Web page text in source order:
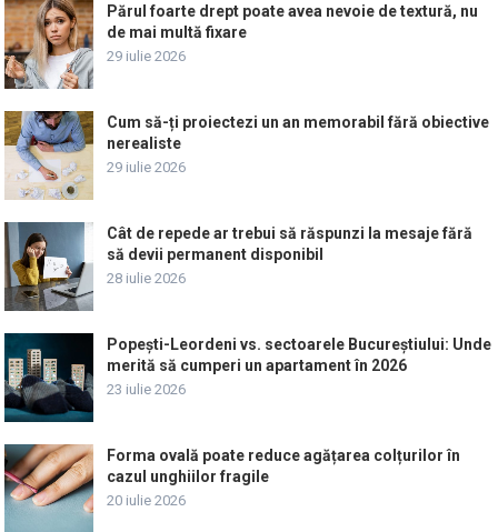
Părul foarte drept poate avea nevoie de textură, nu
de mai multă fixare
29 iulie 2026
Cum să-ți proiectezi un an memorabil fără obiective
nerealiste
29 iulie 2026
Cât de repede ar trebui să răspunzi la mesaje fără
să devii permanent disponibil
28 iulie 2026
Popești-Leordeni vs. sectoarele Bucureștiului: Unde
merită să cumperi un apartament în 2026
23 iulie 2026
Forma ovală poate reduce agățarea colțurilor în
cazul unghiilor fragile
20 iulie 2026